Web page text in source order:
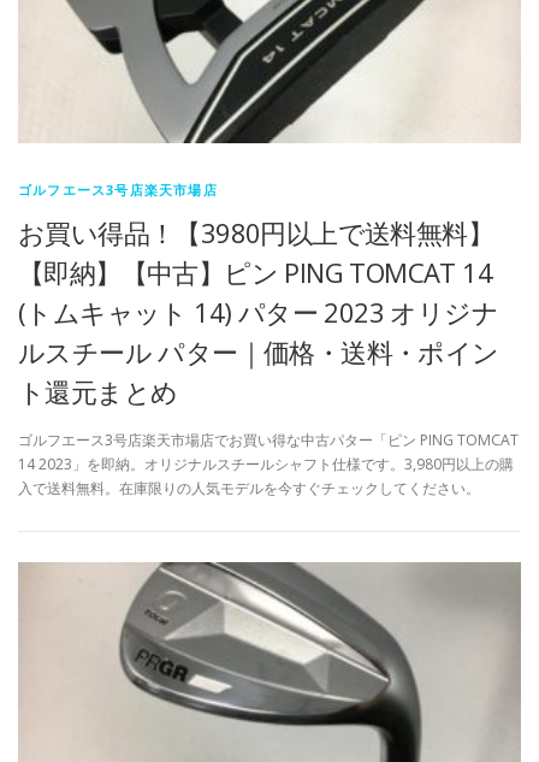
ゴルフエース3号店楽天市場店
お買い得品！【3980円以上で送料無料】
【即納】【中古】ピン PING TOMCAT 14
(トムキャット 14) パター 2023 オリジナ
ルスチール パター｜価格・送料・ポイン
ト還元まとめ
ゴルフエース3号店楽天市場店でお買い得な中古パター「ピン PING TOMCAT
14 2023」を即納。オリジナルスチールシャフト仕様です。3,980円以上の購
入で送料無料。在庫限りの人気モデルを今すぐチェックしてください。